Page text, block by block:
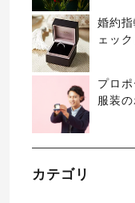
婚約
ェッ
プロ
服装
カテゴリ